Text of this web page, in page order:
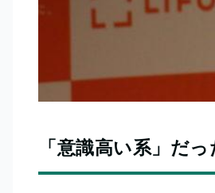
「意識高い系」だ